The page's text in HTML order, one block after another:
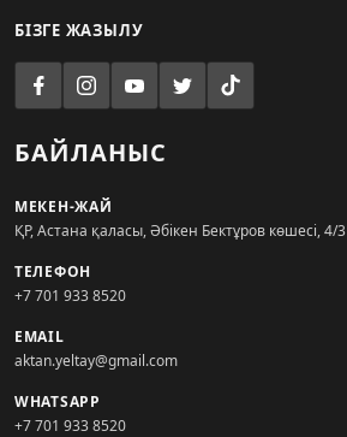
БІЗГЕ ЖАЗЫЛУ
БАЙЛАНЫС
МЕКЕН-ЖАЙ
ҚР, Астана қаласы, Әбікен Бектұров көшесі, 4/3
ТЕЛЕФОН
+7 701 933 8520
EMAIL
aktan.yeltay@gmail.com
WHATSAPP
+7 701 933 8520